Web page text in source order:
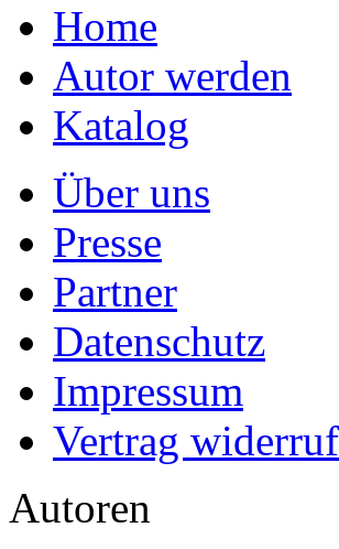
Home
Autor werden
Katalog
Über uns
Presse
Partner
Datenschutz
Impressum
Vertrag
Autoren